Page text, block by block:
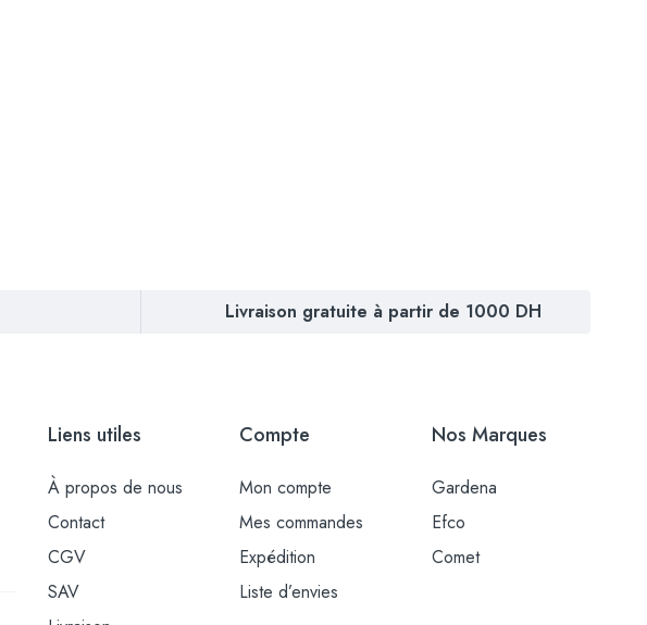
Livraison gratuite à partir de 1000 DH
Liens utiles
À propos de nous
Contact
CGV
SAV
Compte
Mon compte
Mes commandes
Expédition
Liste d’envies
Nos Marques
Gardena
Efco
Comet